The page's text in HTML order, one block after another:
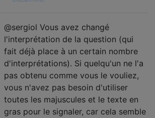
@sergiol Vous avez changé
l'interprétation de la question (qui
fait déjà place à un certain nombre
d'interprétations). Si quelqu'un ne l'a
pas obtenu comme vous le vouliez,
vous n'avez pas besoin d'utiliser
toutes les majuscules et le texte en
gras pour le signaler, car cela semble